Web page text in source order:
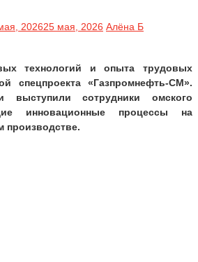
202625 мая, 2026 Алёна Б
технологий и опыта трудовых
спецпроекта «Газпромнефть-СМ».
выступили сотрудники омского
инновационные процессы на
производстве.